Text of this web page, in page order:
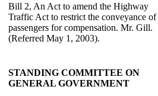
Bill 2, An Act to amend the Highway
Traffic Act to restrict the conveyance of
passengers for compensation. Mr. Gill.
(Referred May 1, 2003).
STANDING COMMITTEE ON
GENERAL GOVERNMENT